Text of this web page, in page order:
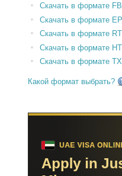
Скачать в формате
Скачать в формате
Скачать в формате
Скачать в формате
Скачать в формате
Какой формат выбрать?